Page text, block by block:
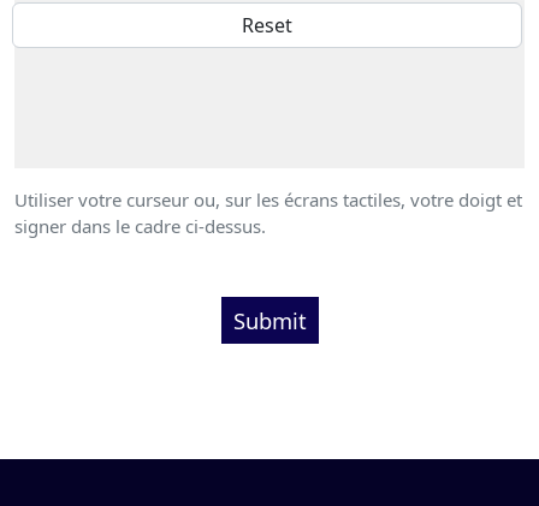
Utiliser votre curseur ou, sur les écrans tactiles, votre doigt et
signer dans le cadre ci-dessus.
Submit